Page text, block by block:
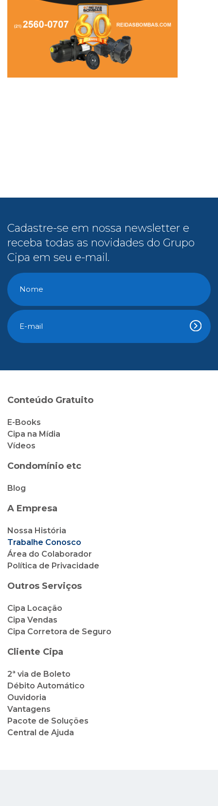
Cadastre-se em nossa newsletter e
receba todas as novidades do Grupo
Cipa em seu e-mail.
Conteúdo Gratuito
E-Books
Cipa na Mídia
Vídeos
Condomínio etc
Blog
A Empresa
Nossa História
Trabalhe Conosco
Área do Colaborador
Política de Privacidade
Outros Serviços
Cipa Locação
Cipa Vendas
Cipa Corretora de Seguro
Cliente Cipa
2ª via de Boleto
Débito Automático
Ouvidoria
Vantagens
Pacote de Soluções
Central de Ajuda